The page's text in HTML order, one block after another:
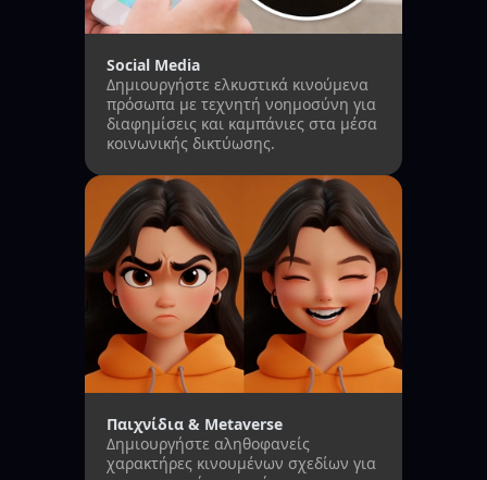
Social Media
Δημιουργήστε ελκυστικά κινούμενα
πρόσωπα με τεχνητή νοημοσύνη για
διαφημίσεις και καμπάνιες στα μέσα
κοινωνικής δικτύωσης.
Παιχνίδια & Metaverse
Δημιουργήστε αληθοφανείς
χαρακτήρες κινουμένων σχεδίων για